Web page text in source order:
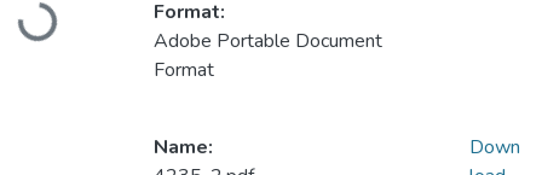
Format:
Adobe Portable Document
Format
Name:
Down